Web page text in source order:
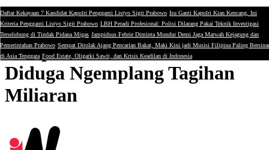
Daftar Kekayaan 7 Kandidat Kapolri Pengganti Listyo Sigit Prabowo Isu Ganti Kapolri Kian Kencang, Ini
Kriteria Pengganti Listyo Sigit Prabowo LBH Peradi Profesional: Polisi Dilarang Pakai Teknik Investigasi
Terselubung di Tindak Pidana Migas Jampidsus Febrie Diminta Mundur Demi Jaga Marwah Kejagung dan
Pemerintahan Prabowo Sempat Ditolak Ajang Pencarian Bakat, Maki Kini jadi Musisi Filipina Paling Bersinar
di Asia Tenggara Food Estate, Oligarki Sawit, dan Krisis Keadilan di Indonesia
Minerba
Freeport Disomasi Vendor,
Diduga Ngemplang Tagihan
Miliaran